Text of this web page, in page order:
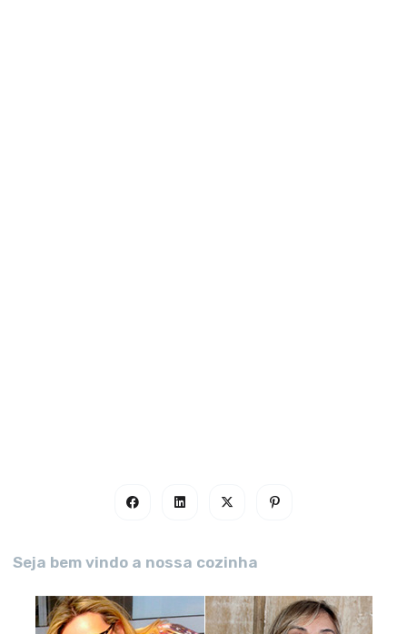
Seja bem vindo a nossa cozinha